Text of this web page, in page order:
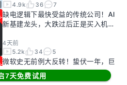
4.9k
36 7
缺电逻辑下最快受益的传统公司！AI
新基建龙头，大跌过后正是买入机
4天前
5.2k
34
5
微软史无前例大反转！蛰伏一年，巨
头终于准备好起飞了？
7天免费试用